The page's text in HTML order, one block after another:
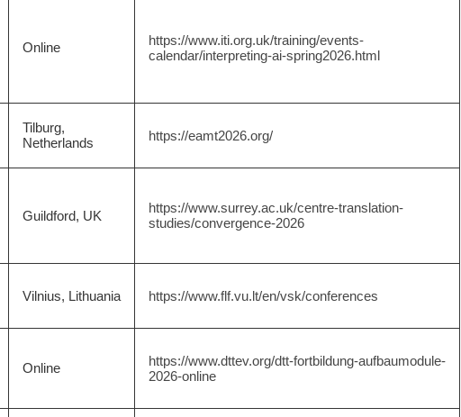
Online
https://www.iti.org.uk/training/events-
calendar/interpreting-ai-spring2026.html
Tilburg,
Netherlands
https://eamt2026.org/
Guildford, UK
https://www.surrey.ac.uk/centre-translation-
studies/convergence-2026
Vilnius, Lithuania https://www.flf.vu.lt/en/vsk/conferences
Online
https://www.dttev.org/dtt-fortbildung-aufbaumodule-
2026-online